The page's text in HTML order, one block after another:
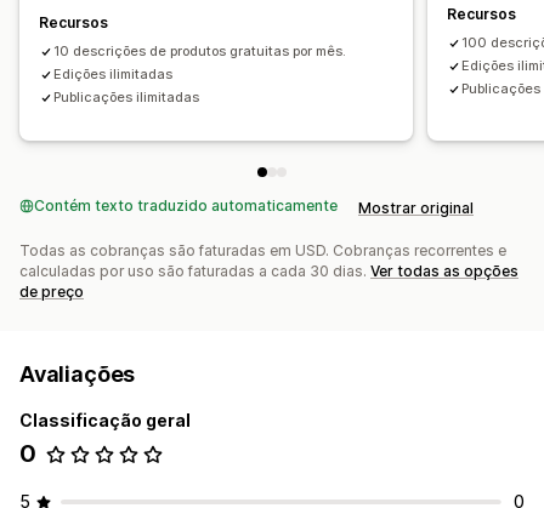
Recursos
10 descrições de produtos gratuitas por mês.
Edições ilimitadas
Publicações ilimitadas
Recursos
100
Edições
Contém texto traduzido automaticamente Mostrar original
Todas as cobranças são faturadas em USD. Cobranças recorrentes e
calculadas por uso são faturadas a cada 30 dias. Ver todas as opções
de preço
Avaliações
Classificação geral
0
5 0